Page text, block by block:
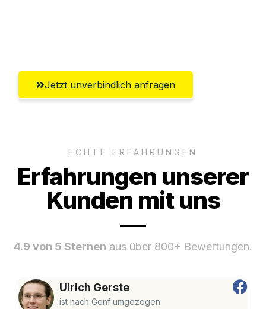
Jetzt unverbindlich anfragen
ECHTE ERFAHRUNGEN
Erfahrungen unserer
Kunden mit uns
4.9 von 5 Sternen aus über 800+ Bewertungen.
Ulrich Gerste
ist nach Genf umgezogen